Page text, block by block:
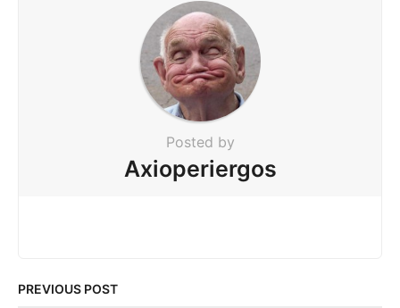
Posted by
Axioperiergos
PREVIOUS POST